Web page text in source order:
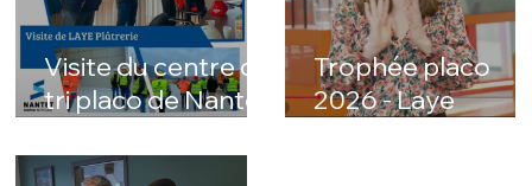
Visite du centre de
tri placo de Nantet
Trophée placo
2026 - Laye